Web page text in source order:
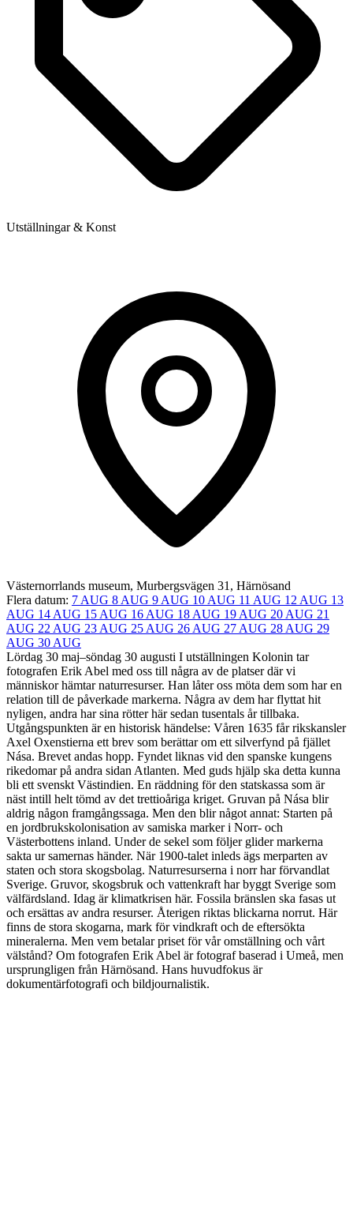
Utställningar & Konst
Västernorrlands museum, Murbergsvägen 31, Härnösand
Flera datum: 7 AUG 8 AUG 9 AUG 10 AUG 11 AUG 12 AUG 13
AUG 14 AUG 15 AUG 16 AUG 18 AUG 19 AUG 20 AUG 21
AUG 22 AUG 23 AUG 25 AUG 26 AUG 27 AUG 28 AUG 29
AUG 30 AUG
Lördag 30 maj–söndag 30 augusti I utställningen Kolonin tar
fotografen Erik Abel med oss till några av de platser där vi
människor hämtar naturresurser. Han låter oss möta dem som har en
relation till de påverkade markerna. Några av dem har flyttat hit
nyligen, andra har sina rötter här sedan tusentals år tillbaka.
Utgångspunkten är en historisk händelse: Våren 1635 får rikskansler
Axel Oxenstierna ett brev som berättar om ett silverfynd på fjället
Nása. Brevet andas hopp. Fyndet liknas vid den spanske kungens
rikedomar på andra sidan Atlanten. Med guds hjälp ska detta kunna
bli ett svenskt Västindien. En räddning för den statskassa som är
näst intill helt tömd av det trettioåriga kriget. Gruvan på Nása blir
aldrig någon framgångssaga. Men den blir något annat: Starten på
en jordbrukskolonisation av samiska marker i Norr- och
Västerbottens inland. Under de sekel som följer glider markerna
sakta ur samernas händer. När 1900-talet inleds ägs merparten av
staten och stora skogsbolag. Naturresurserna i norr har förvandlat
Sverige. Gruvor, skogsbruk och vattenkraft har byggt Sverige som
välfärdsland. Idag är klimatkrisen här. Fossila bränslen ska fasas ut
och ersättas av andra resurser. Återigen riktas blickarna norrut. Här
finns de stora skogarna, mark för vindkraft och de eftersökta
mineralerna. Men vem betalar priset för vår omställning och vårt
välstånd? Om fotografen Erik Abel är fotograf baserad i Umeå, men
ursprungligen från Härnösand. Hans huvudfokus är
dokumentärfotografi och bildjournalistik.